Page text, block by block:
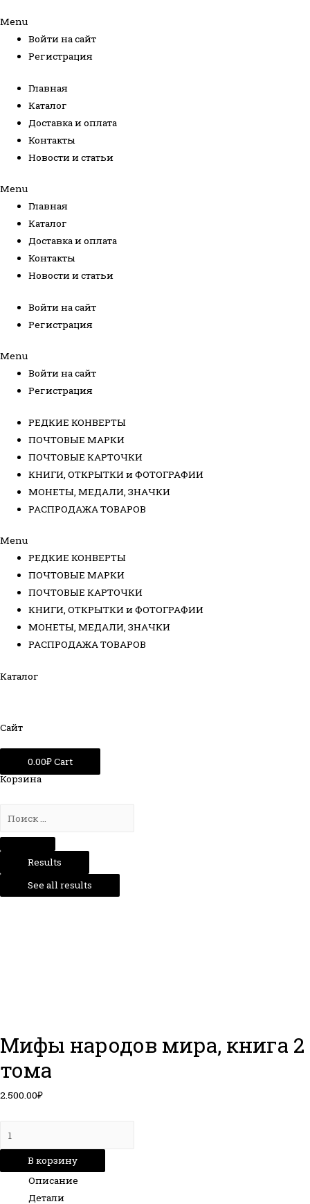
Menu
Войти на сайт
Регистрация
Главная
Каталог
Доставка и оплата
Контакты
Новости и статьи
Menu
Главная
Каталог
Доставка и оплата
Контакты
Новости и статьи
Войти на сайт
Регистрация
Menu
Войти на сайт
Регистрация
РЕДКИЕ КОНВЕРТЫ
ПОЧТОВЫЕ МАРКИ
ПОЧТОВЫЕ КАРТОЧКИ
КНИГИ, ОТКРЫТКИ и ФОТОГРАФИИ
МОНЕТЫ, МЕДАЛИ, ЗНАЧКИ
РАСПРОДАЖА ТОВАРОВ
Menu
РЕДКИЕ КОНВЕРТЫ
ПОЧТОВЫЕ МАРКИ
ПОЧТОВЫЕ КАРТОЧКИ
КНИГИ, ОТКРЫТКИ и ФОТОГРАФИИ
МОНЕТЫ, МЕДАЛИ, ЗНАЧКИ
РАСПРОДАЖА ТОВАРОВ
Каталог
Сайт
0.00₽Cart
Корзина
Results
See all results
Мифы народов мира, книга 2
тома
2.500.00₽
Мифы
народов
В корзину
Описание
Детали